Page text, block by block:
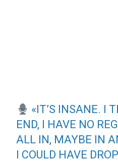
«IT’S INSANE. I
END, I HAVE NO
ALL IN, MAYBE IN
I COULD HAVE